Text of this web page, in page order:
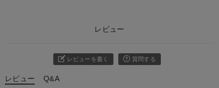
レビュー
レビューを書く 質問する
レビュー Q&A